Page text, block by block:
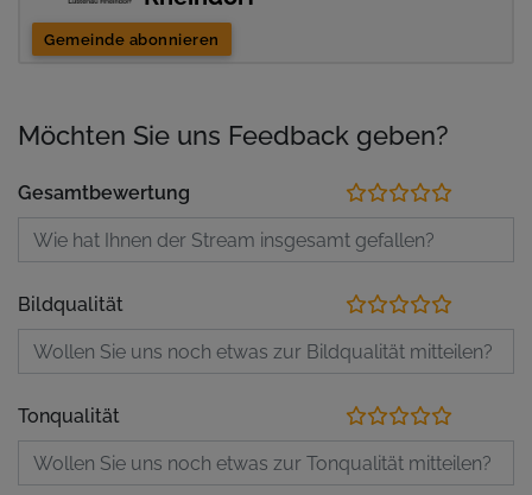
Gemeinde abonnieren
Möchten Sie uns Feedback geben?
Gesamtbewertung
Bildqualität
Tonqualität